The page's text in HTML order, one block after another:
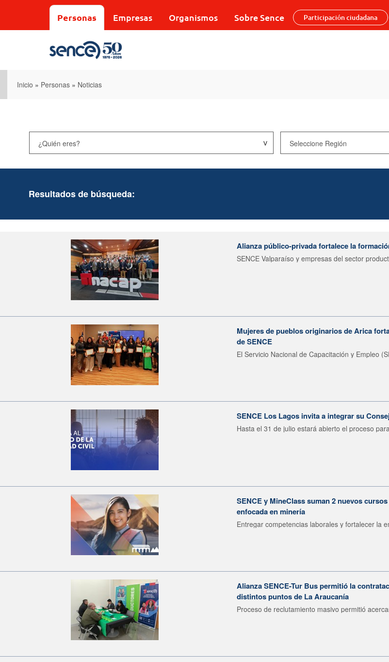
Personas Empresas Organismos Sobre Sence Participación ciudadana
Inicio » Personas » Noticias
Resultados de búsqueda:
Alianza público-privada fortalece la
SENCE Valparaíso y empresas del sector
Mujeres de pueblos originarios de Arica
de SENCE
El Servicio Nacional de Capacitación y Empleo
SENCE Los Lagos invita a integrar su
Hasta el 31 de julio estará abierto el proceso
SENCE y MineClass suman 2 nuevos
enfocada en minería
Entregar competencias laborales y fortalecer la
Alianza SENCE-Tur Bus permitió la
distintos puntos de La Araucanía
Proceso de reclutamiento masivo permitió